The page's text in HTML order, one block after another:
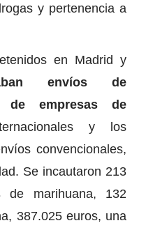
y pertenencia a
en Madrid y
envíos de
de empresas de
y los
convencionales,
Se incautaron 213
de marihuana, 132
387.025 euros, una